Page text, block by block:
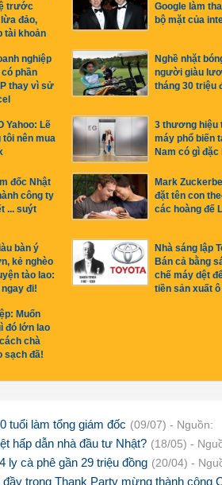
trước
đảo,
tài khoản
Google làm
bộ mặt của
nghiệp
phần
thay vì sử
Nghề nhặt
người giàu
tháng 30 triệu
Yahoo: Lẽ
tôi nên mua
3 thương hiệu
máy phổ biến
Nam có gì đặc
đốc Nhật
công ty
... suýt
Mark
đặt tên con
các hoàng đế
bàn ý
kẻ nghèo
tào lao:
đi!
Nhà sáng lập
Bán cả bằng
chế máy dệt
tiền sản xuất ô
Muốn
đó lớn lao
chà
sạch đã!
tuổi làm tổng giám đốc (09/07) - Nguồn:
hấp dẫn nhà đầu tư Nhật? (18/05) -
ly cà phê gần 29 triệu đồng (20/04) -
trong Thank Party mừng thành công